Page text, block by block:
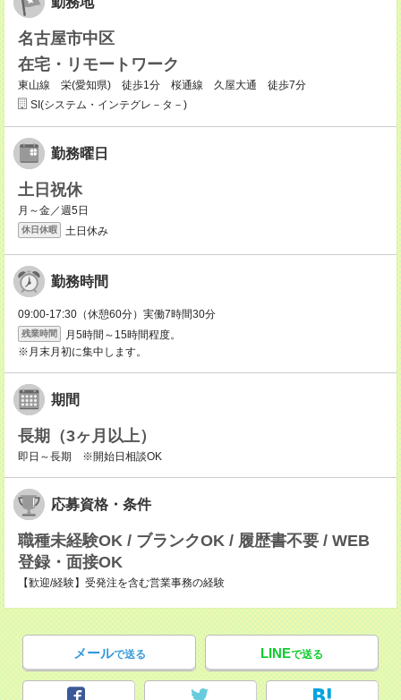
名古屋市中区
在宅・リモートワーク
東山線 栄(愛知県) 徒歩1分 桜通線 久屋大通 徒歩7分
SI(システム・インテグレ－タ－)
勤務曜日
土日祝休
月～金／週5日
休日休暇 土日休み
勤務時間
09:00-17:30（休憩60分）実働7時間30分
残業時間
月5時間～15時間程度。
※月末月初に集中します。
期間
長期（3ヶ月以上）
即日～長期 ※開始日相談OK
応募資格・条件
職種未経験OK / ブランクOK / 履歴書不要 / WEB
登録・面接OK
【歓迎/経験】受発注を含む営業事務の経験
メールで送る LINEで送る